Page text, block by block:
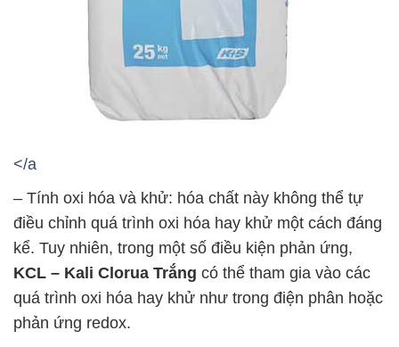
</a
– Tính oxi hóa và khử: hóa chất này không thể tự
điều chỉnh quá trình oxi hóa hay khử một cách đáng
kể. Tuy nhiên, trong một số điều kiện phản ứng,
KCL – Kali Clorua Trắng có thể tham gia vào các
quá trình oxi hóa hay khử như trong điện phân hoặc
phản ứng redox.